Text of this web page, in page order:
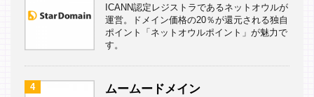
ICANN認定レジストラであるネットオウルが
運営。ドメイン価格の20％が還元される独自
ポイント「ネットオウルポイント」が魅力で
す。
4 ムームードメイン